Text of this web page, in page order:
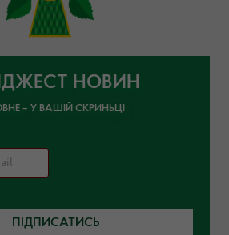
НОВИН
– У ВАШІЙ СКРИНЬЦІ
ПІДПИСАТИСЬ